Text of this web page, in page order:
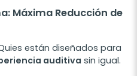
Máxima Reducción de
están diseñados para
auditiva sin igual.